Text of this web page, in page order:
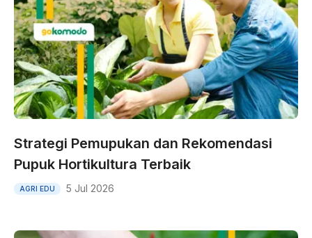
Strategi Pemupukan dan Rekomendasi
Pupuk Hortikultura Terbaik
AGRI EDU 5 Jul 2026